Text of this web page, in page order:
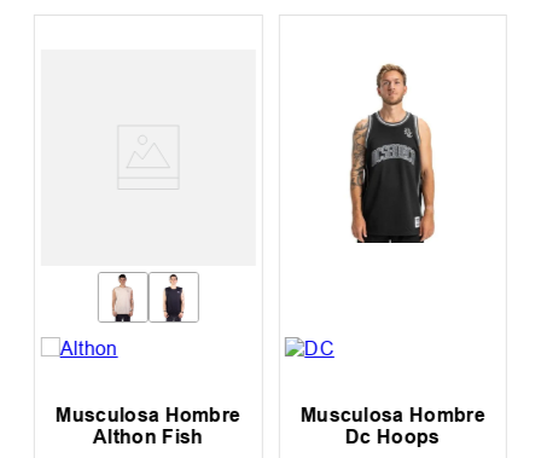
Musculosa Hombre
Althon Fish
Musculosa Hombre
Dc Hoops